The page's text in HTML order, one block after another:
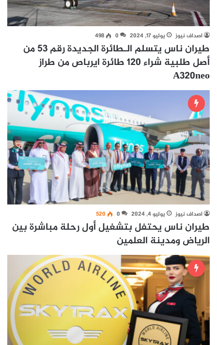
اصداف نيوز يوليو 17, 2024 0
498
طيران ناس يتسلم الـطائرة الجديدة رقم 53 من
أصل طلبية شراء 120 طائرة ايرباص من طراز
A320neo
اصداف نيوز يوليو 4, 2024 0
520
طيران ناس يحتفل بتشغيل أول رحلة مباشرة بين
الرياض ومدينة العلمين